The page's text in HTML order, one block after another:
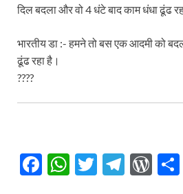
दिल बदला और वो 4 धंटे बाद काम धंधा ढूंढ
भारतीय डा :- हमने तो बस एक आदमी को
ढूंढ रहा है।
????
F
W T
T
W